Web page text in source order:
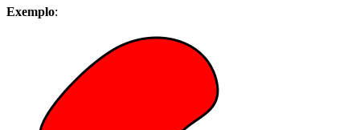
Exemplo: